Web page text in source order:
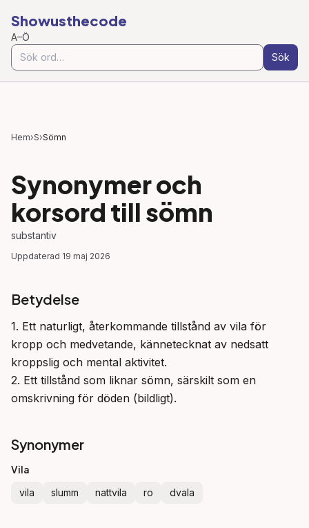
Showusthecode
A–Ö
Sök
Hem›S›Sömn
Synonymer och
korsord till sömn
substantiv
Uppdaterad 19 maj 2026
Betydelse
1. Ett naturligt, återkommande tillstånd av vila för
kropp och medvetande, kännetecknat av nedsatt
kroppslig och mental aktivitet.
2. Ett tillstånd som liknar sömn, särskilt som en
omskrivning för döden (bildligt).
Synonymer
Vila
vila slumm nattvila ro dvala